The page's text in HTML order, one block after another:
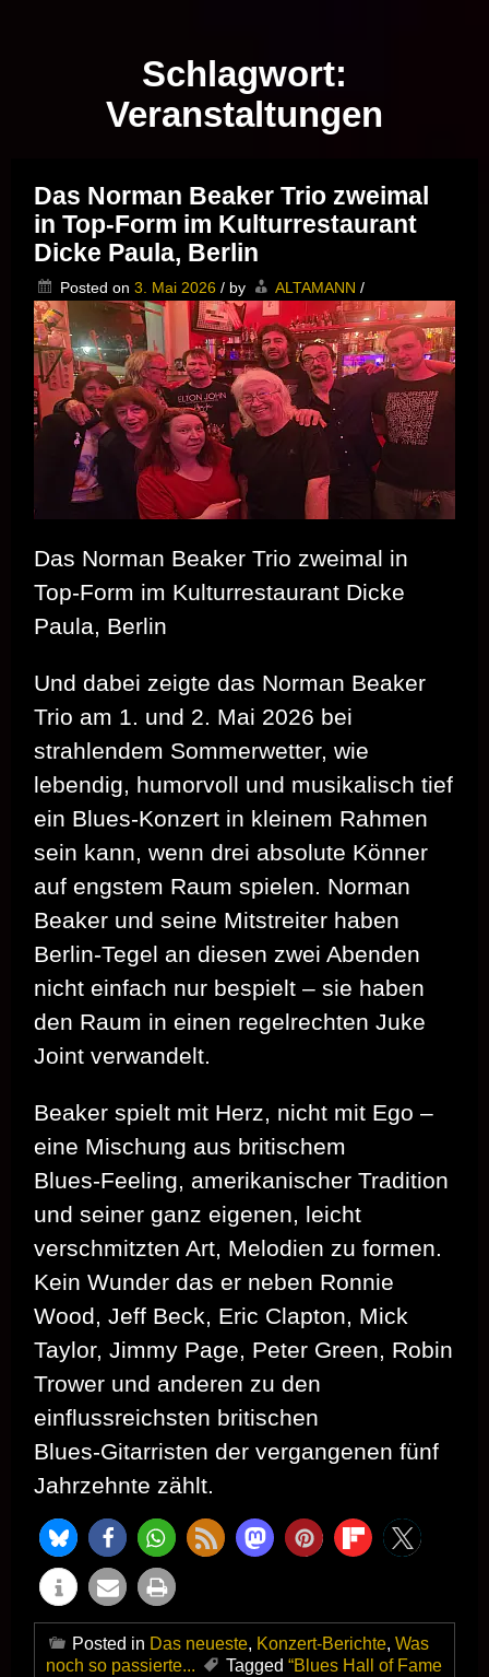
Schlagwort:
Veranstaltungen
Das Norman Beaker Trio zweimal
in Top-Form im Kulturrestaurant
Dicke Paula, Berlin
Posted on 3. Mai 2026 / by ALTAMANN /
Das Norman Beaker Trio zweimal in
Top-Form im Kulturrestaurant Dicke
Paula, Berlin
Und dabei zeigte das Norman Beaker
Trio am 1. und 2. Mai 2026 bei
strahlendem Sommerwetter, wie
lebendig, humorvoll und musikalisch tief
ein Blues‑Konzert in kleinem Rahmen
sein kann, wenn drei absolute Könner
auf engstem Raum spielen. Norman
Beaker und seine Mitstreiter haben
Berlin‑Tegel an diesen zwei Abenden
nicht einfach nur bespielt – sie haben
den Raum in einen regelrechten Juke
Joint verwandelt.
Beaker spielt mit Herz, nicht mit Ego –
eine Mischung aus britischem
Blues‑Feeling, amerikanischer Tradition
und seiner ganz eigenen, leicht
verschmitzten Art, Melodien zu formen.
Kein Wunder das er neben Ronnie
Wood, Jeff Beck, Eric Clapton, Mick
Taylor, Jimmy Page, Peter Green, Robin
Trower und anderen zu den
einflussreichsten britischen
Blues‑Gitarristen der vergangenen fünf
Jahrzehnte zählt.
Posted in Das neueste, Konzert-Berichte, Was
noch so passierte...
Tagged “Blues Hall of Fame